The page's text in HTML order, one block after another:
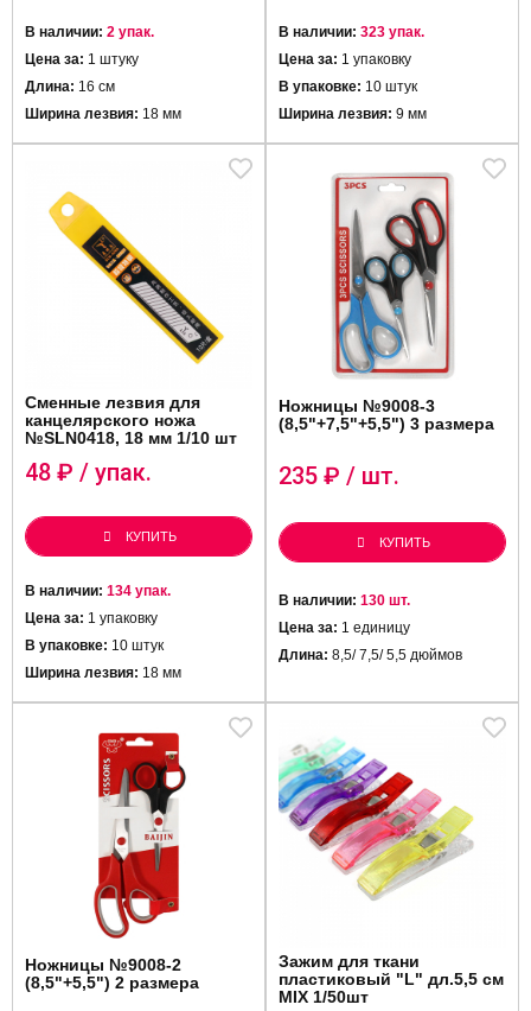
В наличии: 2 упак.
Цена за: 1 штуку
Длина: 16 см
Ширина лезвия: 18 мм
В наличии: 323 упак.
Цена за: 1 упаковку
В упаковке: 10 штук
Ширина лезвия: 9 мм
Сменные лезвия для
канцелярского ножа
№SLN0418, 18 мм 1/10 шт
48 ₽ / упак.
КУПИТЬ
В наличии: 134 упак.
Цена за: 1 упаковку
В упаковке: 10 штук
Ширина лезвия: 18 мм
Ножницы №9008-3
(8,5"+7,5"+5,5") 3 размера
235 ₽ / шт.
КУПИТЬ
В наличии: 130 шт.
Цена за: 1 единицу
Длина: 8,5/ 7,5/ 5,5 дюймов
Ножницы №9008-2
(8,5"+5,5") 2 размера
Зажим для ткани
пластиковый "L" дл.5,5 см
MIX 1/50шт